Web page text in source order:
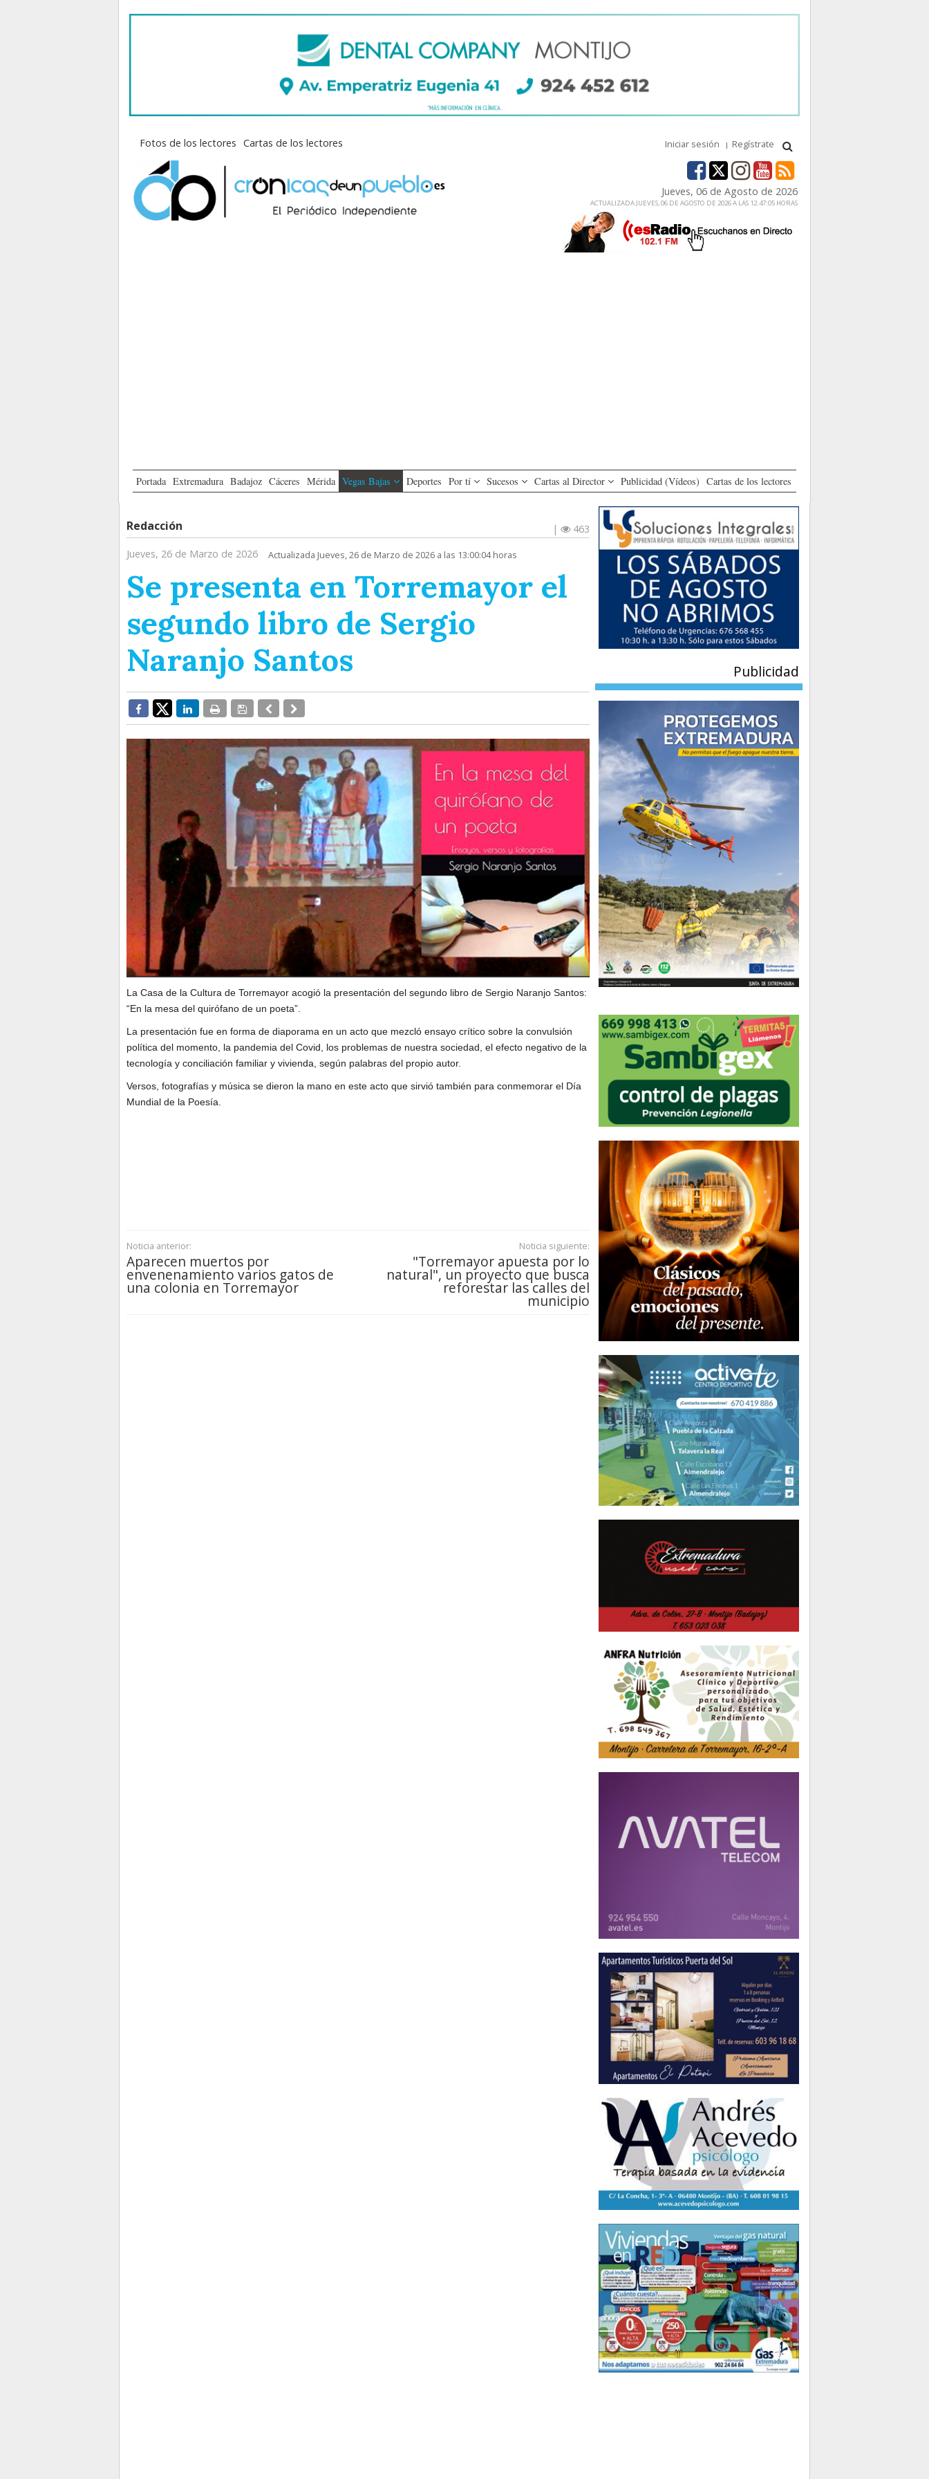
Fotos de los lectores Cartas de los lectores Iniciar sesión Regístrate
Jueves, 06 de Agosto de 2026
ACTUALIZADA JUEVES, 06 DE AGOSTO DE 2026 A LAS 12:47:05 HORAS
Portada Extremadura Badajoz Cáceres Mérida Vegas Bajas Deportes Por tí Sucesos Cartas al Director Publicidad (Vídeos) Cartas de los lectores
Redacción |
463
Jueves, 26 de Marzo de 2026
Actualizada Jueves, 26 de Marzo de 2026 a las 13:00:04 horas
Se presenta en Torremayor el
segundo libro de Sergio
Naranjo Santos
La Casa de la Cultura de Torremayor acogió la presentación del segundo libro de Sergio Naranjo Santos:
“En la mesa del quirófano de un poeta”.
La presentación fue en forma de diaporama en un acto que mezcló ensayo crítico sobre la convulsión
política del momento, la pandemia del Covid, los problemas de nuestra sociedad, el efecto negativo de la
tecnología y conciliación familiar y vivienda, según palabras del propio autor.
Versos, fotografías y música se dieron la mano en este acto que sirvió también para conmemorar el Día
Mundial de la Poesía.
Noticia anterior:
Aparecen muertos por
envenenamiento varios gatos de
una colonia en Torremayor
Noticia siguiente:
"Torremayor apuesta por lo
natural", un proyecto que busca
reforestar las calles del
municipio
Publicidad